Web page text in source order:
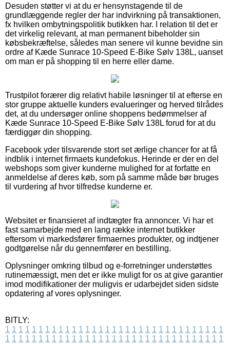
Desuden støtter vi at du er hensynstagende til de
grundlæggende regler der har indvirkning på transaktionen,
fx hvilken ombytningspolitik butikken har. I relation til det er
det virkelig relevant, at man permanent bibeholder sin
købsbekræftelse, således man senere vil kunne bevidne sin
ordre af Kæde Sunrace 10-Speed E-Bike Sølv 138L, uanset
om man er på shopping til en herre eller dame.
Trustpilot forærer dig relativt habile løsninger til at efterse en
stor gruppe aktuelle kunders evalueringer og herved tilrådes
det, at du undersøger online shoppens bedømmelser af
Kæde Sunrace 10-Speed E-Bike Sølv 138L forud for at du
færdiggør din shopping.
Facebook yder tilsvarende stort set ærlige chancer for at få
indblik i internet firmaets kundefokus. Herinde er der en del
webshops som giver kunderne mulighed for at forfatte en
anmeldelse af deres køb, som på samme måde bør bruges
til vurdering af hvor tilfredse kunderne er.
Websitet er finansieret af indtægter fra annoncer. Vi har et
fast samarbejde med en lang række internet butikker
eftersom vi markedsfører firmaernes produkter, og indtjener
godtgørelse når du gennemfører en bestilling.
Oplysninger omkring tilbud og e-forretninger understøttes
rutinemæssigt, men det er ikke muligt for os at give garantier
imod modifikationer der muligvis er udarbejdet siden sidste
opdatering af vores oplysninger.
BITLY:
1 1 1 1 1 1 1 1 1 1 1 1 1 1 1 1 1 1 1 1 1 1 1 1 1 1 1 1 1 1 1 1 1
1 1 1 1 1 1 1 1 1 1 1 1 1 1 1 1 1 1 1 1 1 1 1 1 1 1 1 1 1 1 1 1 1